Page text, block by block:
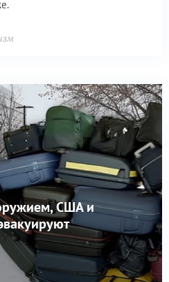
США и